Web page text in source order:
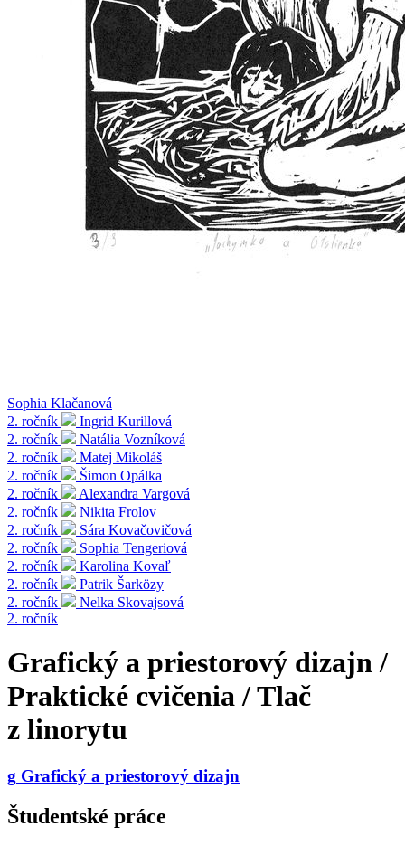
Sophia Klačanová
2. ročník
Ingrid Kurillová
2. ročník
Natália Vozníková
2. ročník
Matej Mikoláš
2. ročník
Šimon Opálka
2. ročník
Alexandra Vargová
2. ročník
Nikita Frolov
2. ročník
Sára Kovačovičová
2. ročník
Sophia Tengeriová
2. ročník
Karolina Kovaľ
2. ročník
Patrik Šarközy
2. ročník
Nelka Skovajsová
2. ročník
Grafický a priestorový dizajn /
Praktické cvičenia / Tlač
z linorytu
g Grafický a priestorový dizajn
Študentské práce